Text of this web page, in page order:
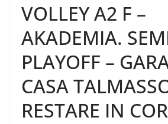
VOLLEY A2 F –
AKADEMIA.
PLAYOFF –
CASA
RESTARE IN